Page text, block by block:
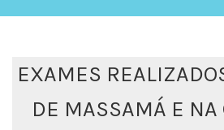
EXAMES
DE MASSAMÁ E NA